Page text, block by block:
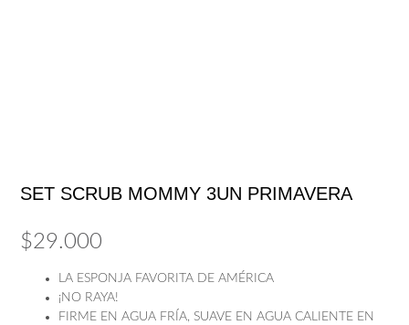
SET SCRUB MOMMY 3UN PRIMAVERA
$29.000
LA ESPONJA FAVORITA DE AMÉRICA
¡NO RAYA!
FIRME EN AGUA FRÍA, SUAVE EN AGUA CALIENTE EN